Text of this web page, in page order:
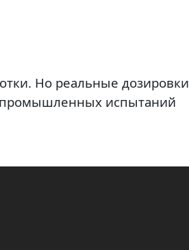
Но реальные дозировки
промышленных испытаний